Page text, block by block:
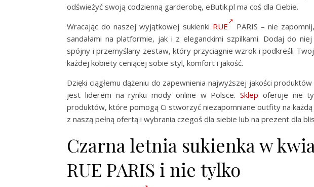
odświeżyć swoją codzienną garderobę, eButik.pl ma coś dla Ciebie.
Wracając do naszej wyjątkowej sukienki RUE
PARIS – nie
sandałami na platformie, jak i z eleganckimi szpilkami. Dodaj do
spójny i przemyślany zestaw, który przyciągnie wzrok i podkreśli
każdej kobiety ceniącej sobie styl, komfort i jakość.
Dzięki ciągłemu dążeniu do zapewnienia najwyższej jakości
jest liderem na rynku mody online w Polsce. Sklep oferuje nie
produktów, które pomogą Ci stworzyć niezapomniane outfity na
z naszą pełną ofertą i wybrania czegoś dla siebie lub na prezent dla
Czarna letnia sukienka w
RUE PARIS i nie tylko